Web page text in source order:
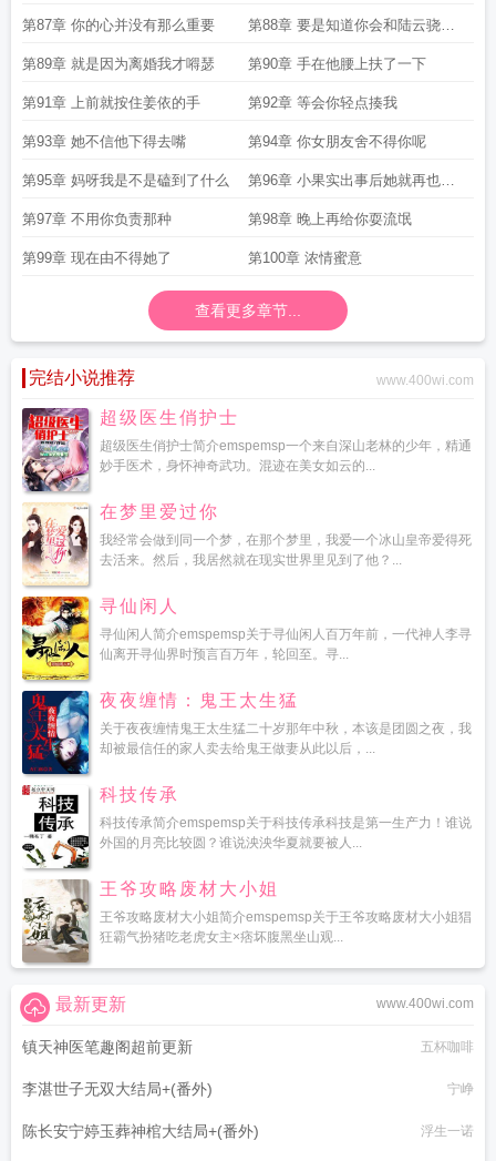
记他却记起来了
第87章 你的心并没有那么重要 第88章 要是知道你会和陆云骁离
婚当年就肥水不流外人田追你了
第89章 就是因为离婚我才嘚瑟 第90章 手在他腰上扶了一下
第91章 上前就按住姜依的手 第92章 等会你轻点揍我
第93章 她不信他下得去嘴 第94章 你女朋友舍不得你呢
第95章 妈呀我是不是磕到了什么 第96章 小果实出事后她就再也没
去游过泳
第97章 不用你负责那种 第98章 晚上再给你耍流氓
第99章 现在由不得她了 第100章 浓情蜜意
查看更多章节...
完结小说推荐 www.400wi.com
超级医生俏护士
超级医生俏护士简介emspemsp一个来自深山老林的少年，精通
妙手医术，身怀神奇武功。混迹在美女如云的...
在梦里爱过你
我经常会做到同一个梦，在那个梦里，我爱一个冰山皇帝爱得死
去活来。然后，我居然就在现实世界里见到了他？...
寻仙闲人
寻仙闲人简介emspemsp关于寻仙闲人百万年前，一代神人李寻
仙离开寻仙界时预言百万年，轮回至。寻...
夜夜缠情：鬼王太生猛
关于夜夜缠情鬼王太生猛二十岁那年中秋，本该是团圆之夜，我
却被最信任的家人卖去给鬼王做妻从此以后，...
科技传承
科技传承简介emspemsp关于科技传承科技是第一生产力！谁说
外国的月亮比较圆？谁说泱泱华夏就要被人...
王爷攻略废材大小姐
王爷攻略废材大小姐简介emspemsp关于王爷攻略废材大小姐猖
狂霸气扮猪吃老虎女主×痞坏腹黑坐山观...
www.400wi.com
最新更新
镇天神医笔趣阁超前更新 五杯咖啡
李湛世子无双大结局+(番外) 宁峥
陈长安宁婷玉葬神棺大结局+(番外) 浮生一诺